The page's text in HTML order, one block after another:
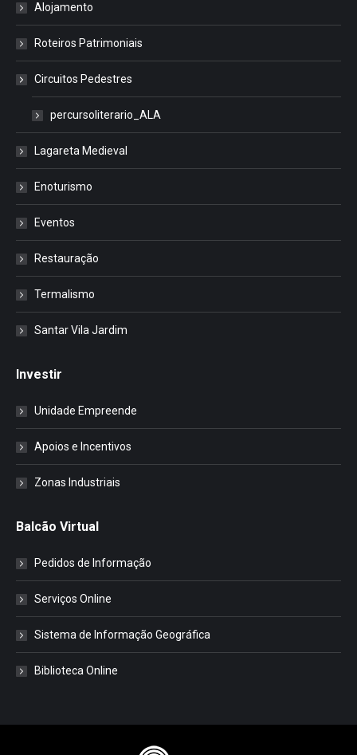
Alojamento
Roteiros Patrimoniais
Circuitos Pedestres
percursoliterario_ALA
Lagareta Medieval
Enoturismo
Eventos
Restauração
Termalismo
Santar Vila Jardim
Investir
Unidade Empreende
Apoios e Incentivos
Zonas Industriais
Balcão Virtual
Pedidos de Informação
Serviços Online
Sistema de Informação Geográfica
Biblioteca Online